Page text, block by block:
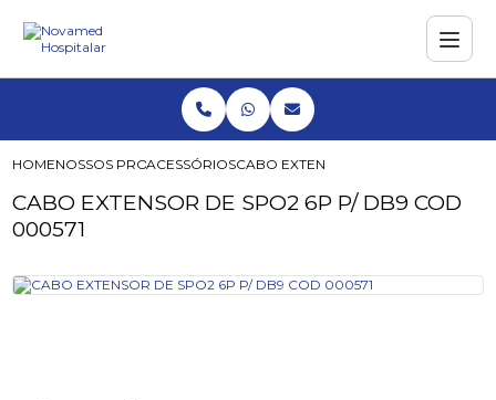
HOMENOSSOS PRODUTOS
ACESSÓRIOSCABO EXTENSOR DE SPO2 6P P/
CABO EXTENSOR DE SPO2 6P P/ DB9 COD
000571